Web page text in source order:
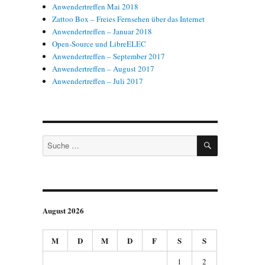
Anwendertreffen Mai 2018
Zattoo Box – Freies Fernsehen über das Internet
Anwendertreffen – Januar 2018
Open-Source und LibreELEC
Anwendertreffen – September 2017
Anwendertreffen – August 2017
Anwendertreffen – Juli 2017
Suche
nach:
SUCHEN
August 2026
M D M D F S S
1 2